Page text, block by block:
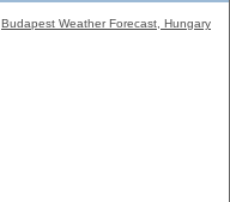
Budapest Weather Forecast, Hungary